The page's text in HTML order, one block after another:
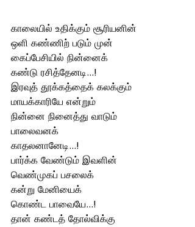
காலையில் உதிக்கும் சூரியனின்
ஒளி கண்ணிற் படும் முன்
கைப்பேசியில் நின்னைக்
கண்டு ரசித்தேனடி...!
இரவுத் தூக்கத்தைக் கலக்கும்
மாயக்காரியே என்றும்
நின்னை நினைத்து வாடும்
பாலைவனக்
காதலனானேடி...!
பார்க்க வேண்டும் இவளின்
வெண்முகப் பசலைக்
கன்று மேனியைக்
கொண்ட பாவையே...!
தான் கண்டத் தோல்விக்கு